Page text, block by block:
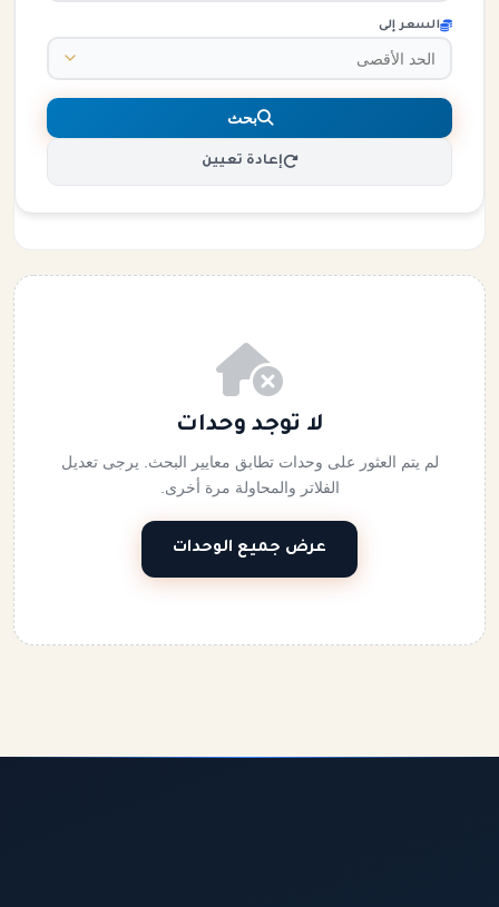
السعر إلى
بحث
إعادة تعيين
لا توجد وحدات
لم يتم العثور على وحدات تطابق معايير البحث. يرجى تعديل
الفلاتر والمحاولة مرة أخرى.
عرض جميع الوحدات